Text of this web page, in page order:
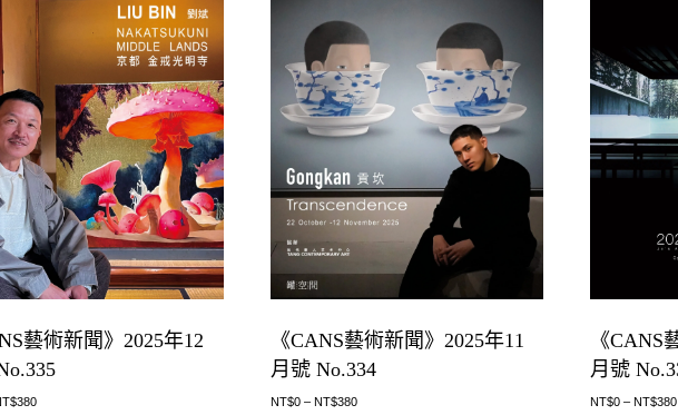
藝術新聞》2025年12
380
《CANS藝術新聞》2025年11
月號 No.334
NT$0– NT$380
《CANS
月號
NT$0 –NT$380